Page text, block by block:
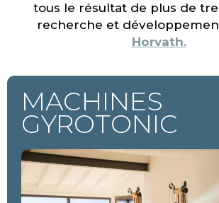
tous le résultat de plus de
recherche et
Horvath.
MACHINES
GYROTONIC